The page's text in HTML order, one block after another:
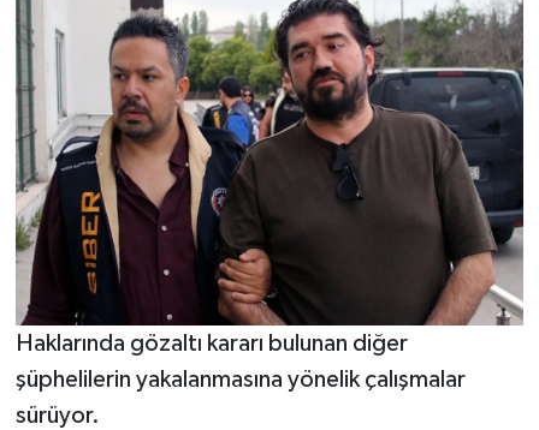
Haklarında gözaltı kararı bulunan diğer
şüphelilerin yakalanmasına yönelik çalışmalar
sürüyor.